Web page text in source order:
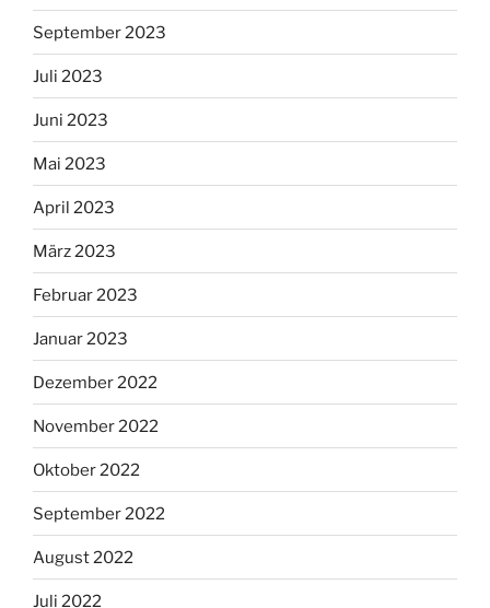
September 2023
Juli 2023
Juni 2023
Mai 2023
April 2023
März 2023
Februar 2023
Januar 2023
Dezember 2022
November 2022
Oktober 2022
September 2022
August 2022
Juli 2022